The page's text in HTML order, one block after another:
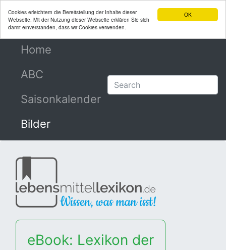
OK
Cookies erleichtern die Bereitstellung der Inhalte dieser
Webseite. Mit der Nutzung dieser Webseite erklären Sie sich
damit einverstanden, dass wir Cookies verwenden.
Home
ABC
Saisonkalender
Bilder
eBook: Lexikon der